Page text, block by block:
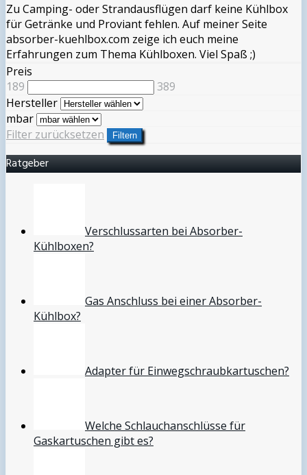
Zu Camping- oder Strandausflügen darf keine Kühlbox
für Getränke und Proviant fehlen. Auf meiner Seite
absorber-kuehlbox.com zeige ich euch meine
Erfahrungen zum Thema Kühlboxen. Viel Spaß ;)
Preis
189
389
Hersteller
mbar
Filter zurücksetzen
Filtern
Ratgeber
Verschlussarten bei Absorber-
Kühlboxen?
Gas Anschluss bei einer Absorber-
Kühlbox?
Adapter für Einwegschraubkartuschen?
Welche Schlauchanschlüsse für
Gaskartuschen gibt es?